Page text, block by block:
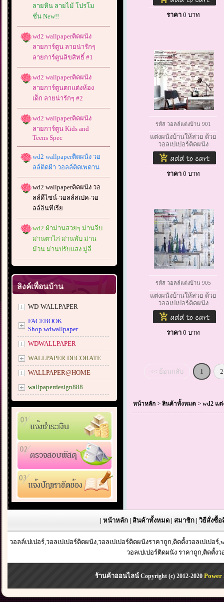
ลายหิน ลายไม้ โปรโม
ชั่น New!!
wd2 wallpaperติดผนัง
ลายการ์ตูน ลายน่ารักๆ
ลายการ์ตูนลิขสิทธิ์ #1
wd2 wallpaperติดผนัง
ลายการ์ตูนตกแต่งห้อง
เด็ก ลายน่ารักๆ #2
wd2 wallpaperติดผนัง
ลายการ์ตูน Kids and
Teens Spec
wd2 wallpaperติดผนัง วอ
ลล์ติดฝ้า วอลล์ติดเพดาน
wd2 wallpaperติดผนัง วอ
ลล์ดีไซน์-วอลล์สเปค-วอ
ลล์อินทีเรีย
wd2 ผ้าม่านสวยๆ ม่านจีบ
ม่านตาไก่ ม่านพับ ม่าน
ม้วน ม่านปรับแสง มู่ลี่
ลิงค์เพื่อนบ้าน
WD-WALLPAPER
FACEBOOK
Shop.wdwallpaper
WDWALLPAPER
WALLPAPER DECORATE
WALLPAPER@HOME
wallpaperdesign888
ราคา 0 บาท
รหัส วอลล์แต่งบ้าน 901
แต่งผนังบ้านให้สวย ด้วย
วอลเปเปอร์ติดผนัง
ราคา 0 บาท
รหัส วอลล์แต่งบ้าน 905
แต่งผนังบ้านให้สวย ด้วย
วอลเปเปอร์ติดผนัง
ราคา 0 บาท
<< ย้อนกลับ 1 2
หน้าหลัก > สินค้าทั้งหมด > wd2 แ
| หน้าหลัก | สินค้าทั้งหมด | สมาชิก | วิธีสั่งซื้
วอลล์เปเปอร์,วอลเปเปอร์ติดผนัง,วอลเปเปอร์ติดผนังราคาถูก,ติดตั้งวอลเปเป
วอลเปเปอร์ติดผนัง ราคาถูก,ติดตั้ง
ร้านค้าออนไลน์Copyright (c) 2012-2020 Power